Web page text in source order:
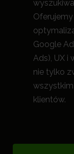
Oferujemy
Google
Ads), UX i
nie tylko
klientów.